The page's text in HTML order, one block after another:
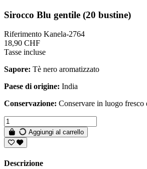
Sirocco Blu gentile (20 bustine)
Riferimento Kanela-2764
18,90 CHF
Tasse incluse
Sapore: Tè nero aromatizzato
Paese di origine: India
Conservazione: Conservare in luogo fresco
Aggiungi al carrello
Descrizione